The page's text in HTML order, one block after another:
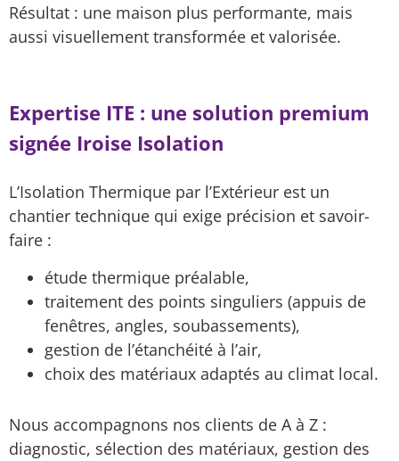
Résultat : une maison plus performante, mais
aussi visuellement transformée et valorisée.
Expertise ITE : une solution premium
signée Iroise Isolation
L’Isolation Thermique par l’Extérieur est un
chantier technique qui exige précision et savoir-
faire :
étude thermique préalable,
traitement des points singuliers (appuis de
fenêtres, angles, soubassements),
gestion de l’étanchéité à l’air,
choix des matériaux adaptés au climat local.
Nous accompagnons nos clients de A à Z :
diagnostic, sélection des matériaux, gestion des